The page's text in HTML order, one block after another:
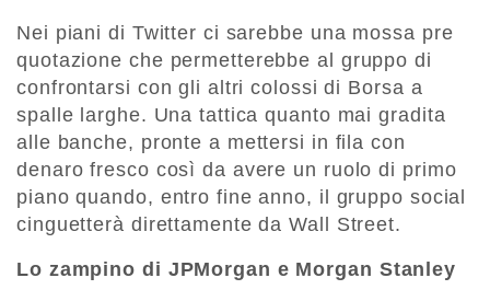
Nei piani di Twitter ci sarebbe una mossa pre
quotazione che permetterebbe al gruppo di
confrontarsi con gli altri colossi di Borsa a
spalle larghe. Una tattica quanto mai gradita
alle banche, pronte a mettersi in fila con
denaro fresco così da avere un ruolo di primo
piano quando, entro fine anno, il gruppo social
cinguetterà direttamente da Wall Street.
Lo zampino di JPMorgan e Morgan Stanley